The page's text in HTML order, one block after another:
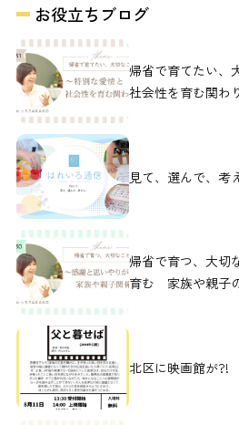
お役立ちブログ
帰省で育てたい、
社会性を育む関わ
見て、選んで、考
帰省で育つ、大切
育む 家族や親子
北区に映画館が?!